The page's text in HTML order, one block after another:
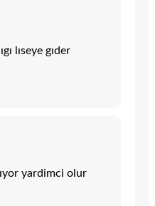
lıseye gıder
yardimci olur